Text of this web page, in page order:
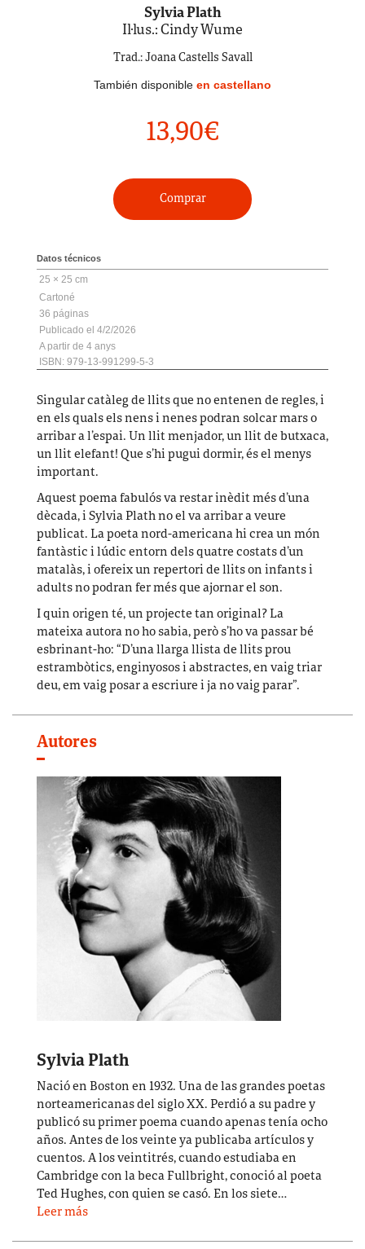
Sylvia Plath
Il·lus.: Cindy Wume
Trad.: Joana Castells Savall
También disponible en castellano
13,90€
Comprar
Datos técnicos
25 × 25 cm
Cartoné
36
4/2/2026
A partir de 4 anys
ISBN: 979-13-991299-5-3
Singular catàleg de llits que no entenen de regles, i
en els quals els nens i nenespodran solcar mars o
arribar a l’espai. Un llit menjador, un llit de butxaca,
un llit elefant! Que s’hi pugui dormir, és el menys
important.
Aquest poema fabulós va restar inèdit més d’una
dècada, i Sylvia Plath no el va arribar a veure
publicat. La poeta nord-americana hi crea un món
fantàstic i lúdic entorn dels quatre costats d’un
matalàs, i ofereix un repertori de llits on infants i
adults no podran fer més que ajornar el son.
I quin origen té, un projecte tan original? La
mateixa autora no ho sabia, però s’ho va passar bé
esbrinant-ho: “D’una llarga llista de llits prou
estrambòtics, enginyosos i abstractes, en vaig triar
deu, em vaig posar a escriure i ja no vaig parar”.
Autores
Sylvia Plath
Nació en Boston en 1932. Una de las grandes poetas
norteamericanas del siglo XX. Perdió a su padre y
publicó su primer poema cuando apenas tenía ocho
años. Antes de los veinte ya publicaba artículos y
cuentos. A los veintitrés, cuando estudiaba en
Cambridge con la beca Fullbright, conoció al poeta
Ted Hughes, con quien se casó. En los siete…
Leer más